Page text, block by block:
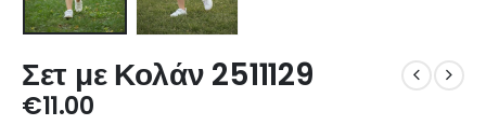
Σετ με Κολάν 2511129
€11.00